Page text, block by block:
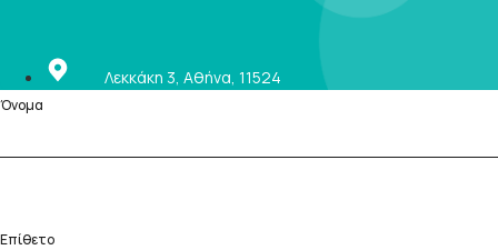
Λεκκάκη 3, Αθήνα, 11524
Όνομα
Επίθετο